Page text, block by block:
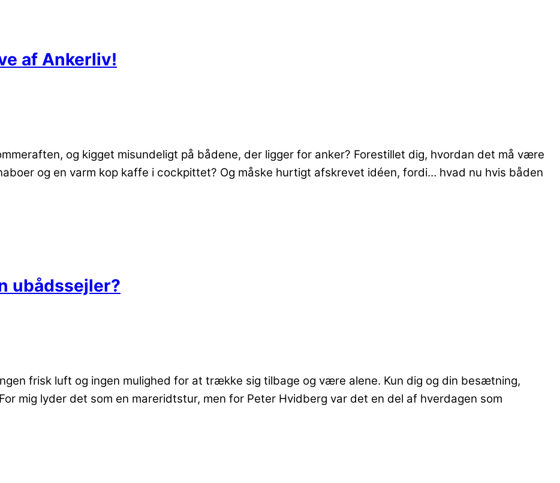
af Ankerliv!
og kigget misundeligt på bådene, der ligger for anker? Forestillet dig, hvordan det må være
og en varm kop kaffe i cockpittet? Og måske hurtigt afskrevet idéen, fordi… hvad nu hvis båden
ubådssejler?
frisk luft og ingen mulighed for at trække sig tilbage og være alene. Kun dig og din besætning,
mig lyder det som en mareridtstur, men for Peter Hvidberg var det en del af hverdagen som